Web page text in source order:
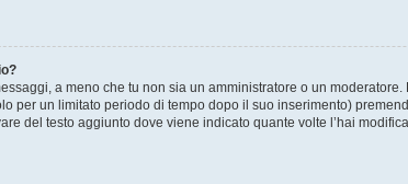
a meno che tu non sia un amministratore o un
per un limitato periodo di tempo dopo il suo inserimento)
del testo aggiunto dove viene indicato quante volte l’hai